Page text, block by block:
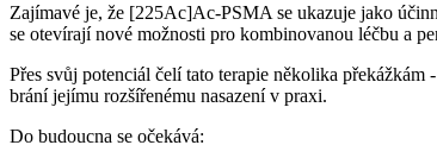
Zajímavé je, že [225Ac]Ac-PSMA se ukazuje jako
se otevírají nové možnosti pro kombinovanou léčbu a
Přes svůj potenciál čelí tato terapie několika
brání jejímu rozšířenému nasazení v praxi.
Do budoucna se očekává: